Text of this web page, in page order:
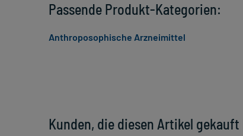
Kunden, die diesen Artikel
Passende Produkt-Kategorien:
Anthroposophische Arzneimittel